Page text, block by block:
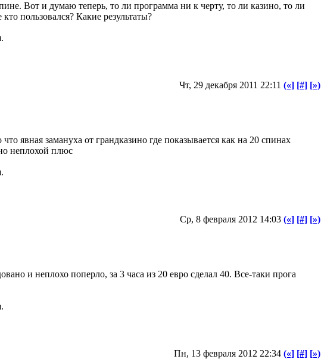
Вот и думаю теперь, то ли программа ни к черту, то ли казино, то ли
пользовался? Какие результаты?
Чт, 29 декабря 2011 22:11 («] [#] [»)
явная замануха от грандказино где показывается как на 20 спинах
неплохой плюс
Ср, 8 февраля 2012 14:03 («] [#] [»)
и неплохо поперло, за 3 часа из 20 евро сделал 40. Все-таки прога
Пн, 13 февраля 2012 22:34 («] [#] [»)